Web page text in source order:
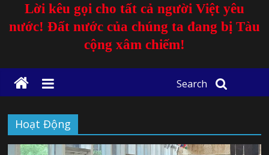
Lời kêu gọi cho tất cả người Việt yêu
nước! Đất nước của chúng ta đang bị Tàu
cộng xâm chiếm!
Search
Hoạt Động